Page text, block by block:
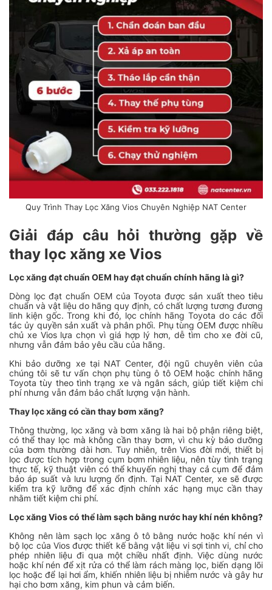
Quy Trình Thay Lọc Xăng Vios Chuyên Nghiệp NAT Center
Giải đáp câu hỏi thường gặp về
thay lọc xăng xe Vios
Lọc xăng đạt chuẩn OEM hay đạt chuẩn chính hãng là gì?
Dòng lọc đạt chuẩn OEM của Toyota được sản xuất theo tiêu
chuẩn và vật liệu do hãng quy định, có chất lượng tương đương
linh kiện gốc. Trong khi đó, lọc chính hãng Toyota do các đối
tác ủy quyền sản xuất và phân phối. Phụ tùng OEM được nhiều
chủ xe Vios lựa chọn vì giá hợp lý hơn, dễ tìm cho xe đời cũ,
nhưng vẫn đảm bảo yêu cầu của hãng.
Khi bảo dưỡng xe tại NAT Center, đội ngũ chuyên viên của
chúng tôi sẽ tư vấn chọn phụ tùng ô tô OEM hoặc chính hãng
Toyota tùy theo tình trạng xe và ngân sách, giúp tiết kiệm chi
phí nhưng vẫn đảm bảo chất lượng vận hành.
Thay lọc xăng có cần thay bơm xăng?
Thông thường, lọc xăng và bơm xăng là hai bộ phận riêng biệt,
có thể thay lọc mà không cần thay bơm, vì chu kỳ bảo dưỡng
của bơm thường dài hơn. Tuy nhiên, trên Vios đời mới, thiết bị
lọc được tích hợp trong cụm bơm nhiên liệu, nên tùy tình trạng
thực tế, kỹ thuật viên có thể khuyến nghị thay cả cụm để đảm
bảo áp suất và lưu lượng ổn định. Tại NAT Center, xe sẽ được
kiểm tra kỹ lưỡng để xác định chính xác hạng mục cần thay
nhằm tiết kiệm chi phí.
Lọc xăng Vios có thể làm sạch bằng nước hay khí nén không?
Không nên làm sạch lọc xăng ô tô bằng nước hoặc khí nén vì
bộ lọc của Vios được thiết kế bằng vật liệu vi sợi tinh vi, chỉ cho
phép nhiên liệu đi qua một chiều nhất định. Việc dùng nước
hoặc khí nén để xịt rửa có thể làm rách màng lọc, biến dạng lõi
lọc hoặc để lại hơi ẩm, khiến nhiên liệu bị nhiễm nước và gây hư
hại cho bơm xăng, kim phun và cảm biến.